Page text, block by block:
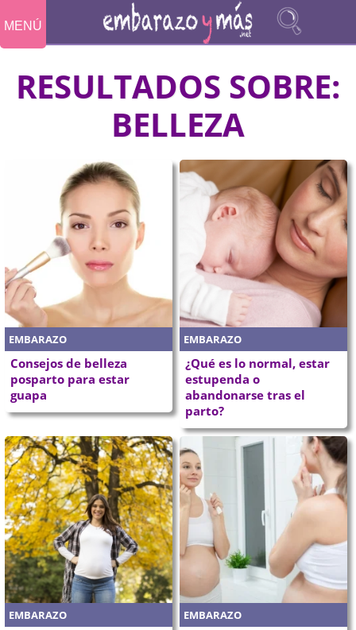
MENÚ
RESULTADOS SOBRE:
BELLEZA
EMBARAZO
Consejos de belleza
posparto para estar
guapa
EMBARAZO
¿Qué es lo normal, estar
estupenda o
abandonarse tras el
parto?
EMBARAZO EMBARAZO